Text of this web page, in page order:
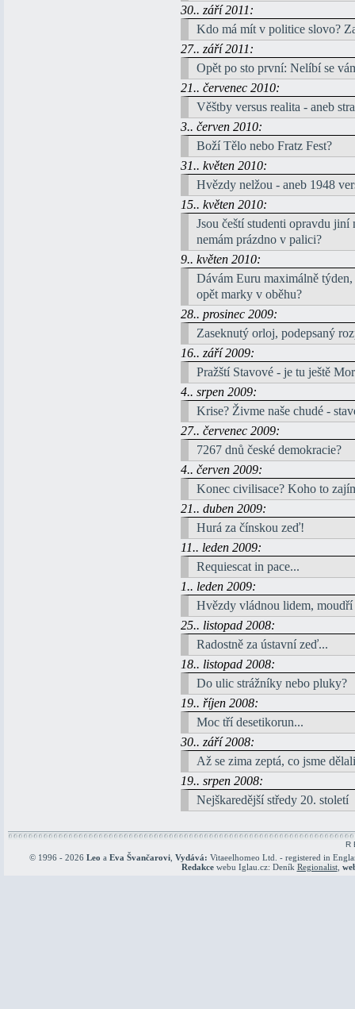
30.. září 2011:
Kdo má mít v politice slovo?
27.. září 2011:
Opět po sto první: Nelíbí se
21.. červenec 2010:
Věštby versus realita - aneb
3.. červen 2010:
Boží Tělo nebo Fratz Fest?
31.. květen 2010:
Hvězdy nelžou - aneb 1948
15.. květen 2010:
Jsou čeští studenti opravdu
nemám prázdno v palici?
9.. květen 2010:
Dávám Euru maximálně
opět marky v oběhu?
28.. prosinec 2009:
Zaseknutý orloj, podepsaný
16.. září 2009:
Pražští Stavové - je tu ještě
4.. srpen 2009:
Krise? Živme naše chudé -
27.. červenec 2009:
7267 dnů české demokracie?
4.. červen 2009:
Konec civilisace? Koho to
21.. duben 2009:
Hurá za čínskou zeď!
11.. leden 2009:
Requiescat in pace...
1.. leden 2009:
Hvězdy vládnou lidem,
25.. listopad 2008:
Radostně za ústavní zeď...
18.. listopad 2008:
Do ulic strážníky nebo pluky?
19.. říjen 2008:
Moc tří desetikorun...
30.. září 2008:
Až se zima zeptá, co jsme
19.. srpen 2008:
Nejškaredější středy 20. století
R
© 1996 - 2026 Leo a Eva Švančarovi Vydává: Vitaeelhomeo Ltd. - registered in
Redakcewebu Iglau.cz: Deník Regionalist,